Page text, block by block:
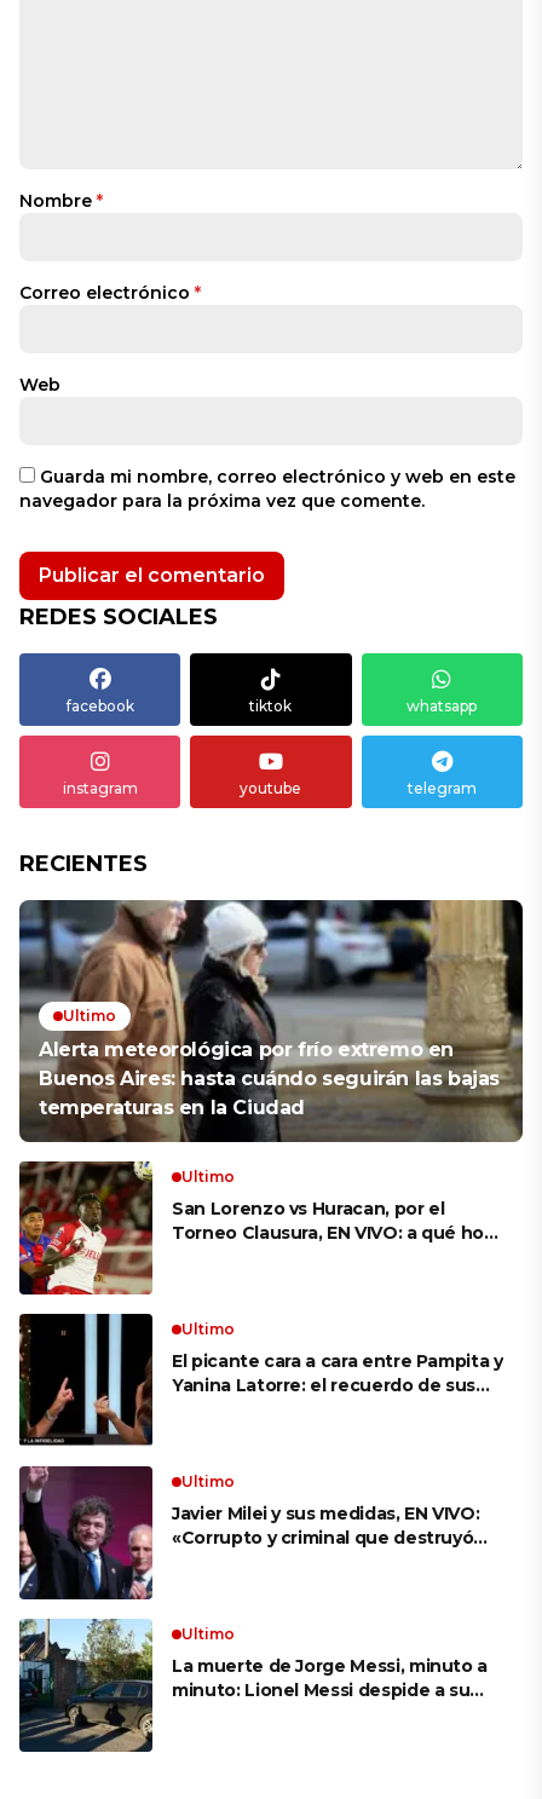
Nombre *
Correo electrónico *
Web
Guarda mi nombre, correo electrónico y web en este
navegador para la próxima vez que comente.
REDES SOCIALES
facebook tiktok whatsapp
instagram youtube telegram
RECIENTES
Ultimo
Alerta meteorológica por frío extremo en
Buenos Aires: hasta cuándo seguirán las bajas
temperaturas en la Ciudad
Ultimo
San Lorenzo vs Huracan, por el
Torneo Clausura, EN VIVO: a qué hora
Ultimo
El picante cara a cara entre Pampita y
Yanina Latorre: el recuerdo de sus
Ultimo
Javier Milei y sus medidas, EN VIVO:
«Corrupto y criminal que destruyó
Ultimo
La muerte de Jorge Messi, minuto a
minuto: Lionel Messi despide a su